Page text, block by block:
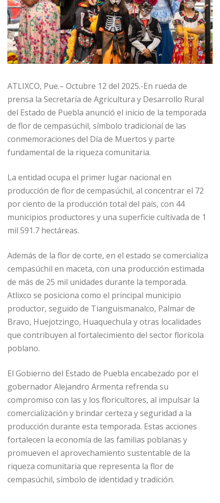
ATLIXCO, Pue.– Octubre 12 del 2025.-En rueda de
prensa la Secretaría de Agricultura y Desarrollo Rural
del Estado de Puebla anunció el inicio de la temporada
de flor de cempasúchil, símbolo tradicional de las
conmemoraciones del Día de Muertos y parte
fundamental de la riqueza comunitaria.
La entidad ocupa el primer lugar nacional en
producción de flor de cempasúchil, al concentrar el 72
por ciento de la producción total del país, con 44
municipios productores y una superficie cultivada de 1
mil 591.7 hectáreas.
Además de la flor de corte, en el estado se comercializa
cempasúchil en maceta, con una producción estimada
de más de 25 mil unidades durante la temporada.
Atlixco se posiciona como el principal municipio
productor, seguido de Tianguismanalco, Palmar de
Bravo, Huejotzingo, Huaquechula y otras localidades
que contribuyen al fortalecimiento del sector florícola
poblano.
El Gobierno del Estado de Puebla encabezado por el
gobernador Alejandro Armenta refrenda su
compromiso con las y los floricultores, al impulsar la
comercialización y brindar certeza y seguridad a la
producción durante esta temporada. Estas acciones
fortalecen la economía de las familias poblanas y
promueven el aprovechamiento sustentable de la
riqueza comunitaria que representa la flor de
cempasúchil, símbolo de identidad y tradición.